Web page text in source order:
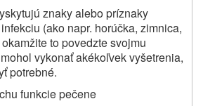
znaky alebo príznaky
(ako napr. horúčka, zimnica,
to povedzte svojmu
vykonať akékoľvek vyšetrenia,
potrebné.
funkcie pečene